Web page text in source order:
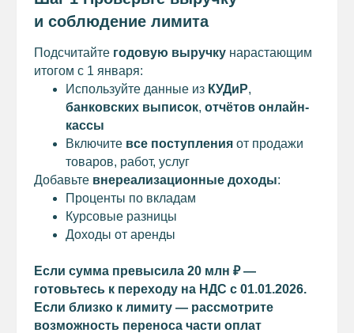
и соблюдение лимита
Подсчитайте годовую выручку нарастающим
итогом с 1 января:
Используйте данные из КУДиР,
банковских выписок, отчётов онлайн-
кассы
Включите все поступления от продажи
товаров, работ, услуг
Добавьте внереализационные доходы:
Проценты по вкладам
Курсовые разницы
Доходы от аренды
Если сумма превысила 20 млн ₽ —
готовьтесь к переходу на НДС с 01.01.2026.
Если близко к лимиту — рассмотрите
возможность переноса части оплат